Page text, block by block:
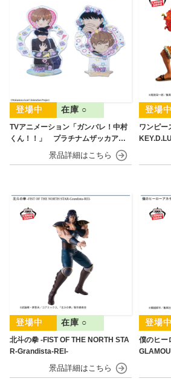
TVアニメーション「ガンバレ！中村
くん！！」 プラチナムザッカアク
リルジオラマ
在庫 ○
ワンピー
北斗の拳 -FIST OF THE NORTH STA
R-Grandista-REI-
在庫 ○
僕のヒー